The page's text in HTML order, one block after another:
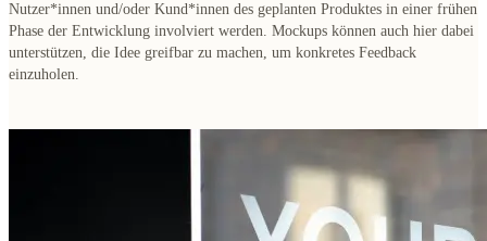
Nutzer*innen und/oder Kund*innen des geplanten Produktes in einer frühen
Phase der Entwicklung involviert werden. Mockups können auch hier dabei
unterstützen, die Idee greifbar zu machen, um konkretes Feedback
einzuholen.